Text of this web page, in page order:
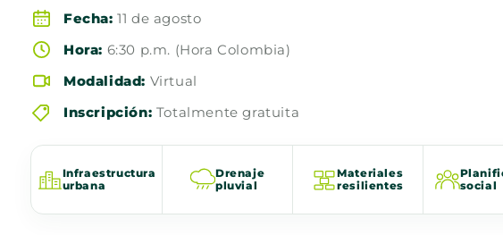
Fecha: 11 de agosto
Hora: 6:30 p.m. (Hora Colombia)
Modalidad: Virtual
Inscripción: Totalmente gratuita
Infraestructura
urbana
Drenaje
pluvial
Materiales
resilientes
social